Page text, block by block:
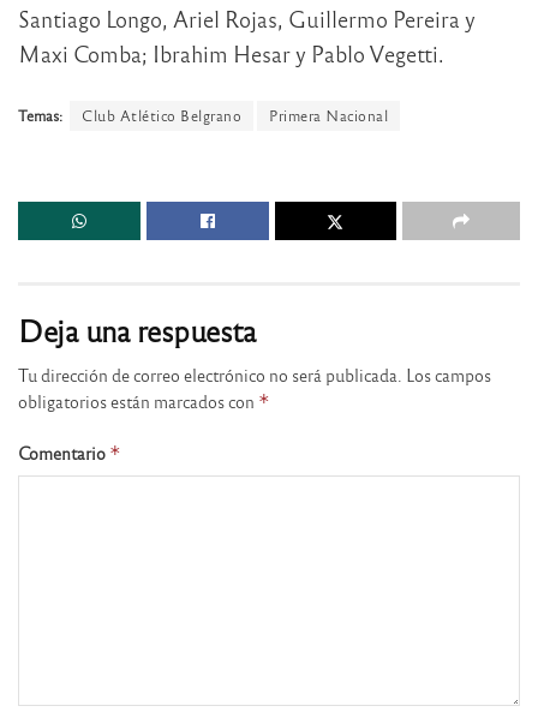
Santiago Longo, Ariel Rojas, Guillermo Pereira y
Maxi Comba; Ibrahim Hesar y Pablo Vegetti.
Temas: Club Atlético Belgrano Primera Nacional
Deja una respuesta
Tu dirección de correo electrónico no será publicada. Los campos
obligatorios están marcados con *
Comentario *